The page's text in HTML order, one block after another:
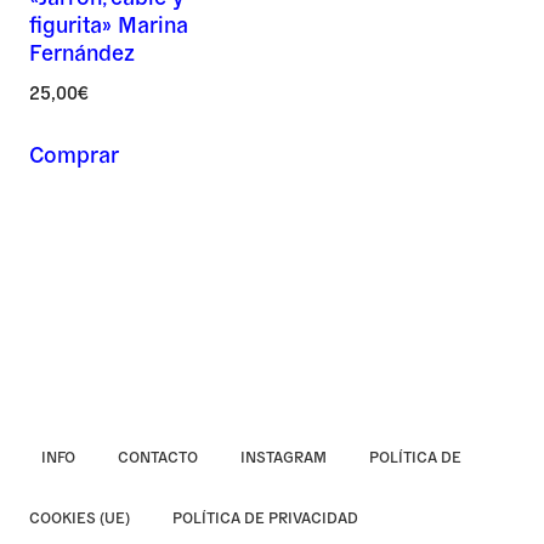
figurita» Marina
Fernández
25,00€
Comprar
INFO CONTACTO INSTAGRAM POLÍTICA DE
COOKIES (UE) POLÍTICA DE PRIVACIDAD
Asunto *
Mensaje *